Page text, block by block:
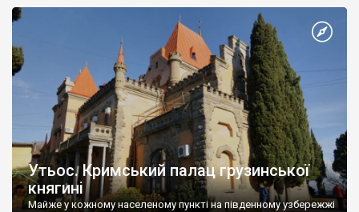
Утьос. Кримський палац грузинської
княгині
Майже у кожному населеному пункті на південному узбережжі